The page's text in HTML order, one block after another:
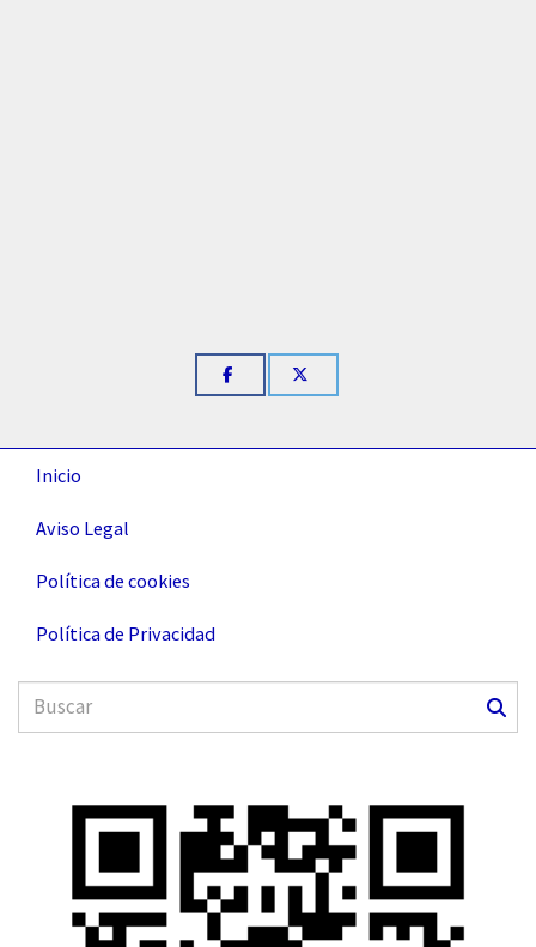
Inicio
Aviso Legal
Política de cookies
Política de Privacidad